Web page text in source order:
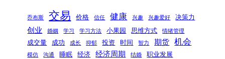
乔布斯 交易 价格 信任 健康 兴趣 兴趣爱好 决策力
创业 婚姻 学习 学习方法 小果园 思维方式 情绪管理
成交量 成功 成长 抑郁 投资 时间 智力 期货 机会
模仿 沟通 睡眠 经济 经济周期 结婚 职业发展